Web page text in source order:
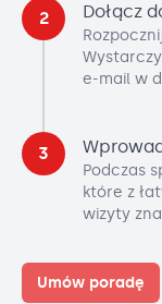
2 Dołącz
e-mail w
3
Podczas
które z
wizyty
Umów poradę